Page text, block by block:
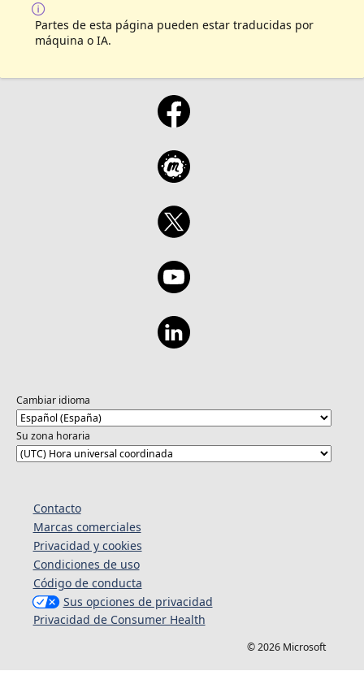
Partes de esta página pueden estar traducidas por
máquina o IA.
Cambiar idioma
Su zona horaria
Contacto
Marcas comerciales
Privacidad y cookies
Condiciones de uso
Código de conducta
Sus opciones de privacidad
Privacidad de Consumer Health
© 2026 Microsoft